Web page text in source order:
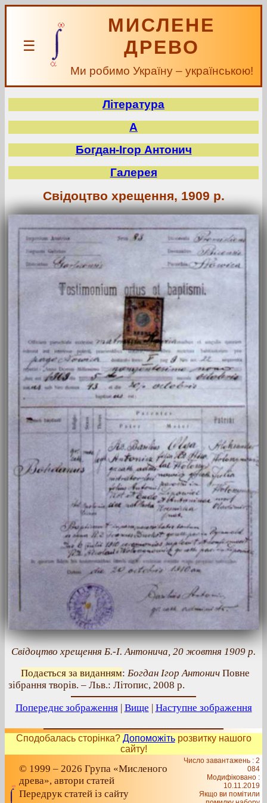
☰
МИСЛЕНЕ
ДРЕВО
Ми робимо Україну – українською!
Література
А
Богдан-Ігор Антонич
Галерея
Свідоцтво хрещення, 1909 р.
Свідоцтво хрещення Б.-І. Антонича, 20 жовтня 1909 р.
Подається за виданням: Богдан Ігор Антонич Повне
зібрання творів. – Льв.: Літопис, 2008 р.
Попереднє зображення| Вище Наступне зображення
Сподобалась сторінка? Допоможітьрозвитку нашого
сайту!
© 1999 – 2026 Група «Мисленого
древа», автори статей
Передрук статей із сайту
Число завантажень : 2
084
Модифіковано :
10.11.2019
Якщо ви помітили